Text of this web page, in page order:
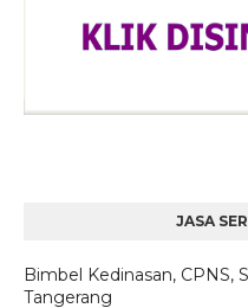
JASA
Bimbel Kedinasan, CPNS,
Tangerang